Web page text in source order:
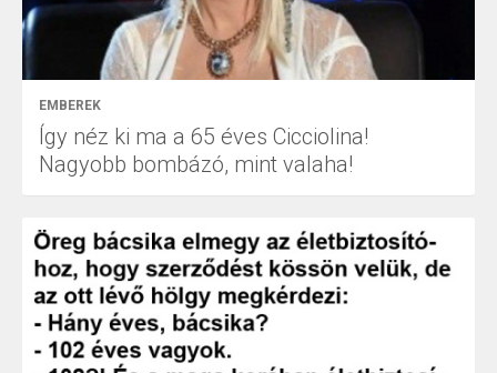
EMBEREK
Így néz ki ma a 65 éves Cicciolina!
Nagyobb bombázó, mint valaha!